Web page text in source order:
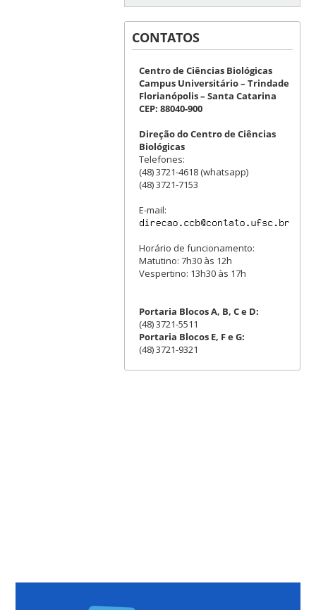
CONTATOS
Centro de Ciências Biológicas
Campus Universitário – Trindade
Florianópolis – Santa Catarina
CEP: 88040-900
Direção do Centro de Ciências
Biológicas
Telefones:
(48) 3721-4618 (whatsapp)
(48) 3721-7153
E-mail:
Horário de funcionamento:
Matutino: 7h30 às 12h
Vespertino: 13h30 às 17h
Portaria Blocos A, B, C e D:
(48) 3721-5511
Portaria Blocos E, F e G:
(48) 3721-9321